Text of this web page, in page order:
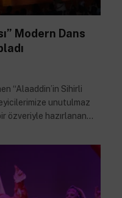
Modern Dans
“Alaaddin’in Sihirli
unutulmaz
özveriyle hazırlanan…